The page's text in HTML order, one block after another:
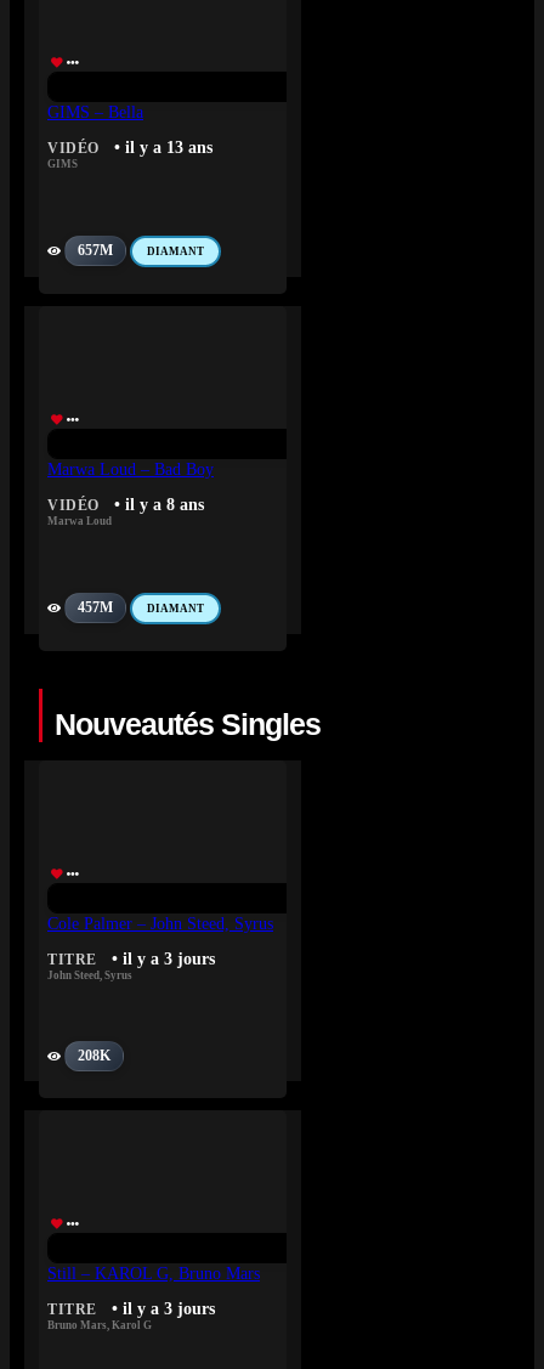
GIMS – Bella
VIDÉO • il y a 13 ans
GIMS
657M DIAMANT
Marwa Loud – Bad Boy
VIDÉO • il y a 8 ans
Marwa Loud
457M DIAMANT
Nouveautés Singles
Cole Palmer – John Steed, Syrus
TITRE • il y a 3 jours
John Steed , Syrus
208K
Still – KAROL G, Bruno Mars
TITRE • il y a 3 jours
Bruno Mars, Karol G